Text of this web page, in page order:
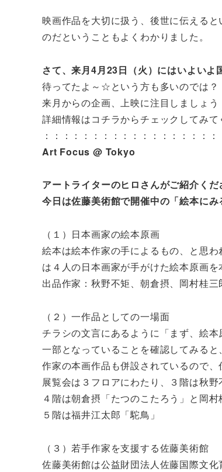
映画作品を大切に扱う、後世に伝える
のだということもよくわかりました。
さて、来月4月23日（火）にはいよいよ
待ってたよ～☆という方も多いのでは？
来月からの企画、上映に注目しましょう
詳細情報はコチラからチェックしてみ
：：：：：：：：：：：：：：：：：
Art Focus @ Tokyo
アートライターのヒロさんがご紹介く
今日は佐藤美術館で開催中の「絵本にみ
（１）日本画家の絵本原画
絵本は絵本作家の手によるもの、と思
は４人の日本画家が手がけた絵本原画を
出品作家：秋野不矩、朝倉摂、岡村桂三
（２）一作品としての一場面
チラシの文言にあるように「まず、絵
一部となっていることを確認してみる
作家の本画作品も併設されているので、
展覧会は３フロアにわたり、３階は秋
４階は朝倉摂「たつのこたろう」と岡村
５階は福井江太郎「駝鳥」
（３）若手作家を支援する佐藤美術館
佐藤美術館は公益財団法人佐藤国際文